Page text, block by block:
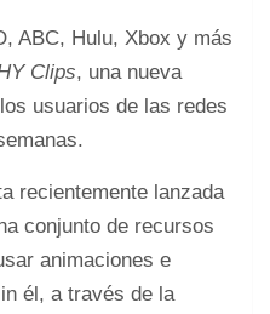
ABC, Hulu, Xbox y más
Clips, una nueva
usuarios de las redes
recientemente lanzada
conjunto de recursos
animaciones e
él, a través de la